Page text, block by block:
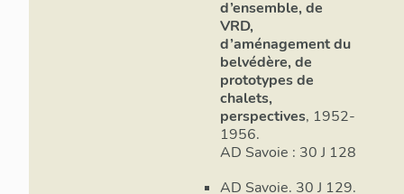
dans lequel
Chalet
bois
Chalet
Ces chalets
d’ensemble, de
VRD,
d’aménagement du
belvédère, de
prototypes de
chalets,
perspectives, 1952-
1956.
AD Savoie : 30 J 128
AD Savoie. 30 J 129.